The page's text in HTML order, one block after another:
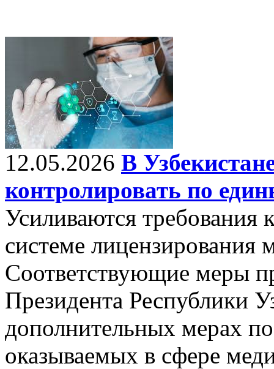
12.05.2026 В
контролировать по
Усиливаются требования
системе лицензирования
Соответствующие меры
Президента Республики
дополнительных мерах
оказываемых в сфере